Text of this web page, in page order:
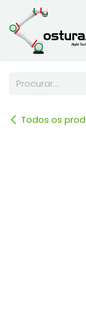
Skip to Content
Todos os